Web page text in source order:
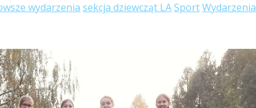
wydarzenia sekcja dziewcząt LASportWydarzenia